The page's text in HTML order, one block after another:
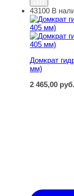
Домкрат
43100 В
Домкрат
мм)
2 465,00 руб.